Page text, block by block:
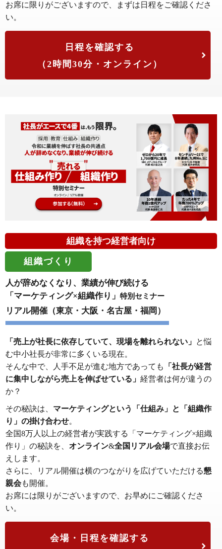
お席に限りがございますので、まずは日程をご確認くださ
い。
日程を確認する
（2時間30分・オンライン）
組織を持つ経営者向け
組織づくり
人が辞めなくなり、業績が伸び続ける
「マーケティング×組織作り」 特別セミナー
リアル開催（東京・大阪・名古屋・福岡）
「売上が社長に依存していて、現場を離れられない」 と悩
む中小社長が非常に多くいる現在。
そんな中で、人手不足が進む地方であっても
「社長が経営
に集中しながら売上を伸ばせている」 経営者は何が違うの
か？
その秘訣は、 マーケティングという「仕組み」と「組織作
り」の掛け合わせ。
全国8万人以上の経営者が実践する「マーケティング×組織
作り」の秘訣を、 オンライン&全国リアル会場で直接お伝
えします。
さらに、リアル開催は横のつながりを広げていただける懇
親会も開催。
お席には限りがございますので、お早めにご確認くださ
い。
会場・日程を確認する